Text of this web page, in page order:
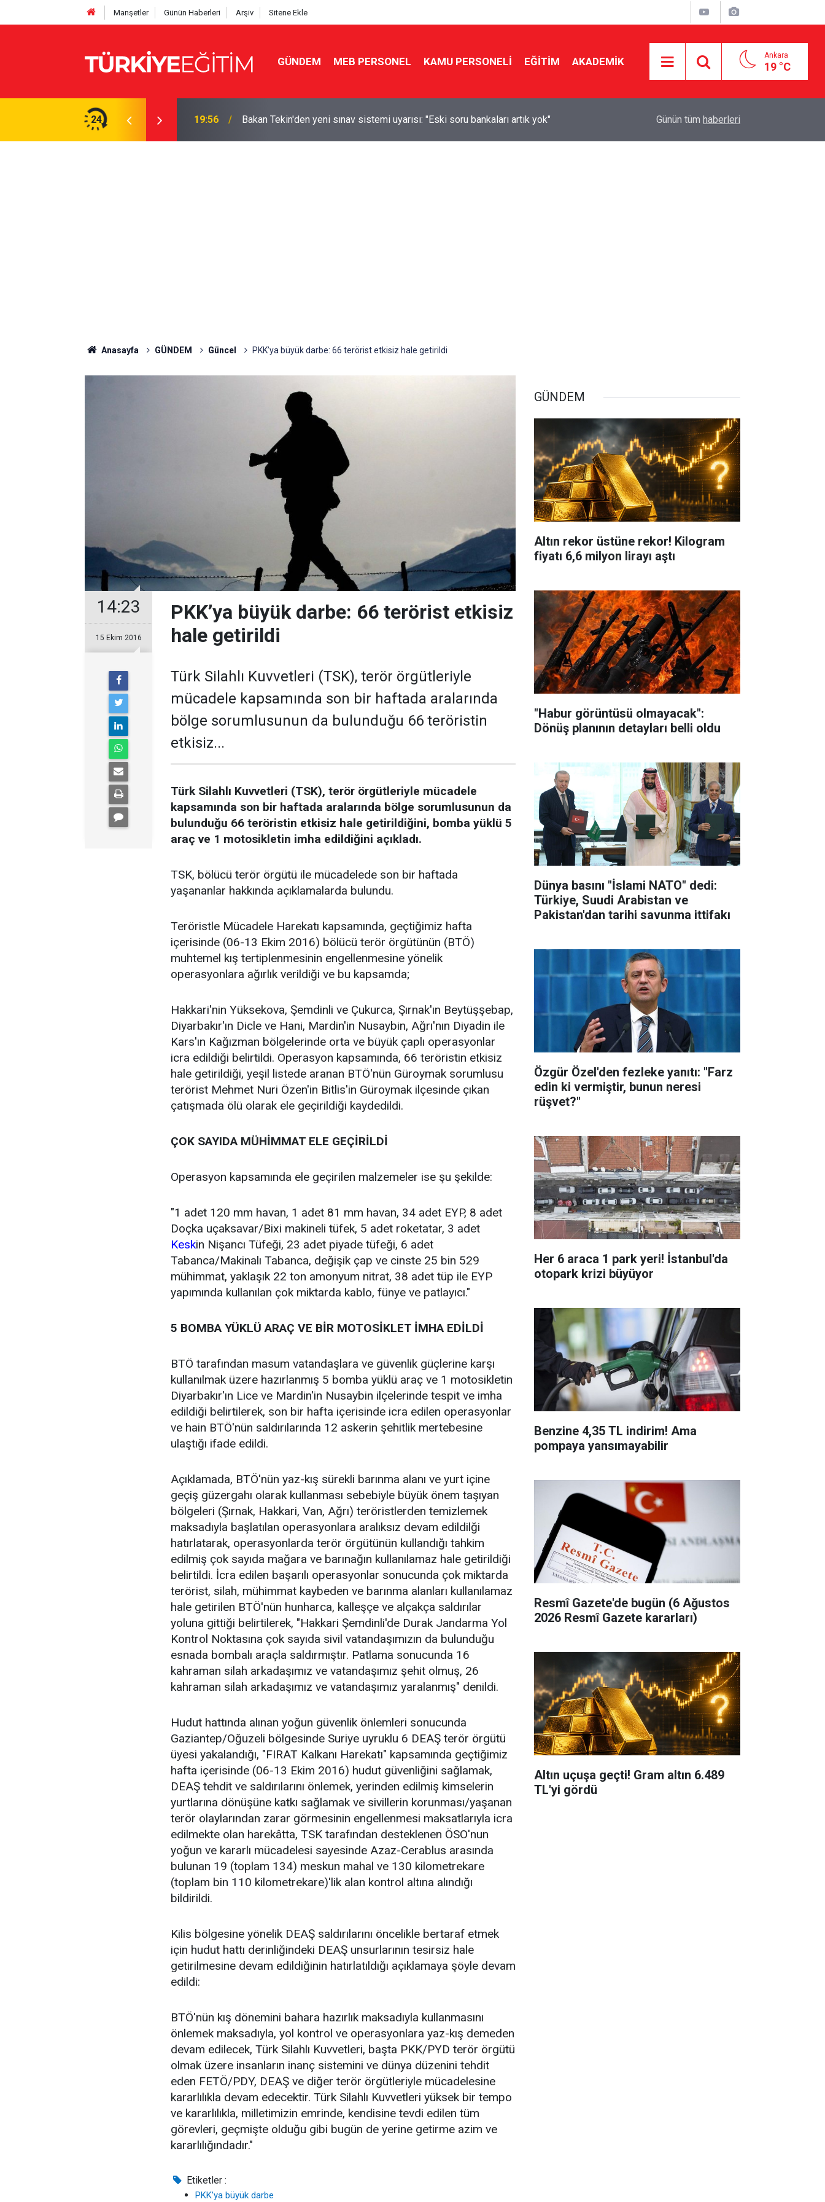
Manşetler Günün Haberleri Arşiv Sitene Ekle
GÜNDEM MEB PERSONEL KAMU PERSONELİ EĞİTİM AKADEMİK Ankara
19 °C
24
İşte tam çizelge 19:56 Bakan Tekin'den yeni sınav sistemi uyarısı: "Eski soru bankaları artık yok" Seçmeli ders düzenlemesi yargıya taşındı!
Günün tüm haberleri
Anasayfa GÜNDEM Güncel PKK’ya büyük darbe: 66 terörist etkisiz hale getirildi
14:23
15 Ekim 2016
PKK’ya büyük darbe: 66 terörist etkisiz
hale getirildi
Türk Silahlı Kuvvetleri (TSK), terör örgütleriyle
mücadele kapsamında son bir haftada aralarında
bölge sorumlusunun da bulunduğu 66 teröristin
etkisiz...
Türk Silahlı Kuvvetleri (TSK), terör örgütleriyle mücadele
kapsamında son bir haftada aralarında bölge sorumlusunun da
bulunduğu 66 teröristin etkisiz hale getirildiğini, bomba yüklü 5
araç ve 1 motosikletin imha edildiğini açıkladı.
TSK, bölücü terör örgütü ile mücadelede son bir haftada
yaşananlar hakkında açıklamalarda bulundu.
Teröristle Mücadele Harekatı kapsamında, geçtiğimiz hafta
içerisinde (06-13 Ekim 2016) bölücü terör örgütünün (BTÖ)
muhtemel kış tertiplenmesinin engellenmesine yönelik
operasyonlara ağırlık verildiği ve bu kapsamda;
Hakkari'nin Yüksekova, Şemdinli ve Çukurca, Şırnak'ın Beytüşşebap,
Diyarbakır'ın Dicle ve Hani, Mardin'in Nusaybin, Ağrı'nın Diyadin ile
Kars'ın Kağızman bölgelerinde orta ve büyük çaplı operasyonlar
icra edildiği belirtildi. Operasyon kapsamında, 66 teröristin etkisiz
hale getirildiği, yeşil listede aranan BTÖ'nün Güroymak sorumlusu
terörist Mehmet Nuri Özen'in Bitlis'in Güroymak ilçesinde çıkan
çatışmada ölü olarak ele geçirildiği kaydedildi.
ÇOK SAYIDA MÜHİMMAT ELE GEÇİRİLDİ
Operasyon kapsamında ele geçirilen malzemeler ise şu şekilde:
"1 adet 120 mm havan, 1 adet 81 mm havan, 34 adet EYP, 8 adet
Doçka uçaksavar/Bixi makineli tüfek, 5 adet roketatar, 3 adet
Keskin Nişancı Tüfeği, 23 adet piyade tüfeği, 6 adet
Tabanca/Makinalı Tabanca, değişik çap ve cinste 25 bin 529
mühimmat, yaklaşık 22 ton amonyum nitrat, 38 adet tüp ile EYP
yapımında kullanılan çok miktarda kablo, fünye ve patlayıcı."
5 BOMBA YÜKLÜ ARAÇ VE BİR MOTOSİKLET İMHA EDİLDİ
BTÖ tarafından masum vatandaşlara ve güvenlik güçlerine karşı
kullanılmak üzere hazırlanmış 5 bomba yüklü araç ve 1 motosikletin
Diyarbakır'ın Lice ve Mardin'in Nusaybin ilçelerinde tespit ve imha
edildiği belirtilerek, son bir hafta içerisinde icra edilen operasyonlar
ve hain BTÖ'nün saldırılarında 12 askerin şehitlik mertebesine
ulaştığı ifade edildi.
Açıklamada, BTÖ'nün yaz-kış sürekli barınma alanı ve yurt içine
geçiş güzergahı olarak kullanması sebebiyle büyük önem taşıyan
bölgeleri (Şırnak, Hakkari, Van, Ağrı) teröristlerden temizlemek
maksadıyla başlatılan operasyonlara aralıksız devam edildilği
hatırlatarak, operasyonlarda terör örgütünün kullandığı tahkim
edilmiş çok sayıda mağara ve barınağın kullanılamaz hale getirildiği
belirtildi. İcra edilen başarılı operasyonlar sonucunda çok miktarda
terörist, silah, mühimmat kaybeden ve barınma alanları kullanılamaz
hale getirilen BTÖ'nün hunharca, kalleşçe ve alçakça saldırılar
yoluna gittiği belirtilerek, "Hakkari Şemdinli'de Durak Jandarma Yol
Kontrol Noktasına çok sayıda sivil vatandaşımızın da bulunduğu
esnada bombalı araçla saldırmıştır. Patlama sonucunda 16
kahraman silah arkadaşımız ve vatandaşımız şehit olmuş, 26
kahraman silah arkadaşımız ve vatandaşımız yaralanmış" denildi.
Hudut hattında alınan yoğun güvenlik önlemleri sonucunda
Gaziantep/Oğuzeli bölgesinde Suriye uyruklu 6 DEAŞ terör örgütü
üyesi yakalandığı, "FIRAT Kalkanı Harekatı" kapsamında geçtiğimiz
hafta içerisinde (06-13 Ekim 2016) hudut güvenliğini sağlamak,
DEAŞ tehdit ve saldırılarını önlemek, yerinden edilmiş kimselerin
yurtlarına dönüşüne katkı sağlamak ve sivillerin korunması/yaşanan
terör olaylarından zarar görmesinin engellenmesi maksatlarıyla icra
edilmekte olan harekâtta, TSK tarafından desteklenen ÖSO'nun
yoğun ve kararlı mücadelesi sayesinde Azaz-Cerablus arasında
bulunan 19 (toplam 134) meskun mahal ve 130 kilometrekare
(toplam bin 110 kilometrekare)'lik alan kontrol altına alındığı
bildirildi.
Kilis bölgesine yönelik DEAŞ saldırılarını öncelikle bertaraf etmek
için hudut hattı derinliğindeki DEAŞ unsurlarının tesirsiz hale
getirilmesine devam edildiğinin hatırlatıldığı açıklamaya şöyle devam
edildi:
BTÖ'nün kış dönemini bahara hazırlık maksadıyla kullanmasını
önlemek maksadıyla, yol kontrol ve operasyonlara yaz-kış demeden
devam edilecek, Türk Silahlı Kuvvetleri, başta PKK/PYD terör örgütü
olmak üzere insanların inanç sistemini ve dünya düzenini tehdit
eden FETÖ/PDY, DEAŞ ve diğer terör örgütleriyle mücadelesine
kararlılıkla devam edecektir. Türk Silahlı Kuvvetleri yüksek bir tempo
ve kararlılıkla, milletimizin emrinde, kendisine tevdi edilen tüm
görevleri, geçmişte olduğu gibi bugün de yerine getirme azim ve
kararlılığındadır."
Etiketler :
PKK’ya büyük darbe
GÜNDEM
Altın rekor üstüne rekor! Kilogram
fiyatı 6,6 milyon lirayı aştı
"Habur görüntüsü olmayacak":
Dönüş planının detayları belli oldu
Dünya basını "İslami NATO" dedi:
Türkiye, Suudi Arabistan ve
Pakistan'dan tarihi savunma ittifakı
Özgür Özel'den fezleke yanıtı: "Farz
edin ki vermiştir, bunun neresi
rüşvet?"
Her 6 araca 1 park yeri! İstanbul'da
otopark krizi büyüyor
Benzine 4,35 TL indirim! Ama
pompaya yansımayabilir
Resmî Gazete'de bugün (6 Ağustos
2026 Resmî Gazete kararları)
Altın uçuşa geçti! Gram altın 6.489
TL'yi gördü